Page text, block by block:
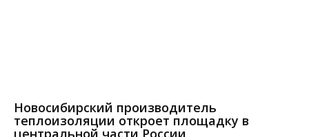
Новосибирский производитель
теплоизоляции откроет площадку в
центральной части России